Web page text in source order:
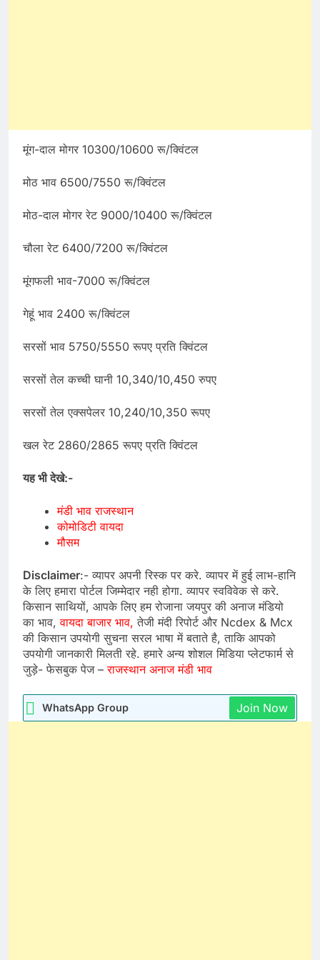
मूंग-दाल मोगर 10300/10600 रू/क्विंटल
मोठ भाव 6500/7550 रू/क्विंटल
मोठ-दाल मोगर रेट 9000/10400 रू/क्विंटल
चौला रेट 6400/7200 रू/क्विंटल
मूंगफली भाव-7000 रू/क्विंटल
गेहूं भाव 2400 रू/क्विंटल
सरसों भाव 5750/5550 रूपए प्रति क्विंटल
सरसों तेल कच्ची घानी 10,340/10,450 रुपए
सरसों तेल एक्सपेलर 10,240/10,350 रूपए
खल रेट 2860/2865 रूपए प्रति क्विंटल
यह भी देखे:-
मंडी भाव राजस्थान
कोमोडिटी वायदा
मौसम
Disclaimer:- व्यापर अपनी रिस्क पर करे. व्यापर में हुई लाभ-हानि
के लिए हमारा पोर्टल जिम्मेदार नही होगा. व्यापर स्वविवेक से करे.
किसान साथियों, आपके लिए हम रोजाना जयपुर की अनाज मंडियो
का भाव, वायदा बाजार भाव, तेजी मंदी रिपोर्ट और Ncdex & Mcx
की किसान उपयोगी सुचना सरल भाषा में बताते है, ताकि आपको
उपयोगी जानकारी मिलती रहे. हमारे अन्य शोशल मिडिया प्लेटफार्म से
जुड़े- फेसबुक पेज –राजस्थान अनाज मंडी भाव
WhatsApp Group Join Now